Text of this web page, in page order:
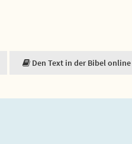
Den Text in der Bibel online